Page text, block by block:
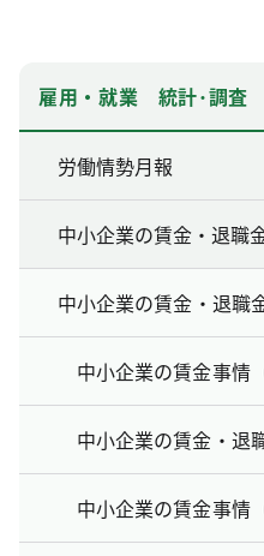
雇用・就業 統計･調査
労働情勢月報
中小企業の賃金・退職
中小企業の賃金・退職
中小企業の賃金事情
中小企業の賃金・退
中小企業の賃金事情